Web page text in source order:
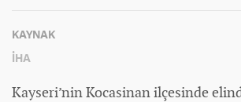
KAYNAK
İHA
Kayseri’nin Kocasinan ilçesinde